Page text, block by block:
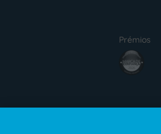
Prémios
award4